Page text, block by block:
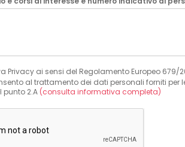
Privacy ai sensi del Regolamento Europeo 679/
al trattamento dei dati personali forniti per
punto 2.A (consulta informativa completa)